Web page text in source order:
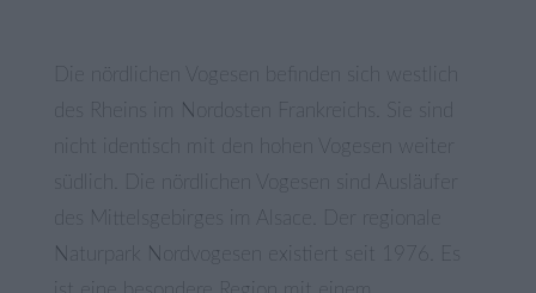
Die nördlichen Vogesen befinden sich westlich
des Rheins im Nordosten Frankreichs. Sie sind
nicht identisch mit den hohen Vogesen weiter
südlich. Die nördlichen Vogesen sind Ausläufer
des Mittelsgebirges im Alsace. Der regionale
Naturpark Nordvogesen existiert seit 1976. Es